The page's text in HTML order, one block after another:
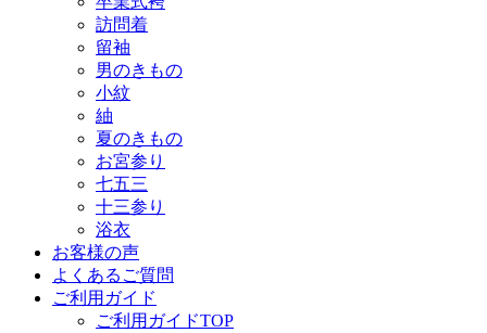
訪問着
留袖
男のきもの
小紋
紬
夏のきもの
お宮参り
七五三
十三参り
浴衣
お客様の声
よくあるご質問
ご利用ガイド
ご利用ガイドTOP